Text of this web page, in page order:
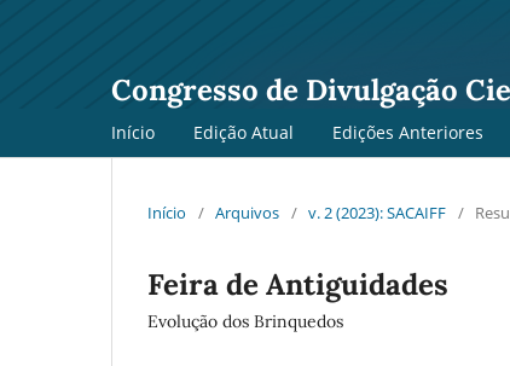
Congresso de Divulgação
Início Edição Atual Edições Anteriores
Início / Arquivos / v. 2 (2023): SACAIFF /
Feira de Antiguidades
Evolução dos Brinquedos